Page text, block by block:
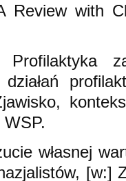
Review with
działań
własnej
[w:]